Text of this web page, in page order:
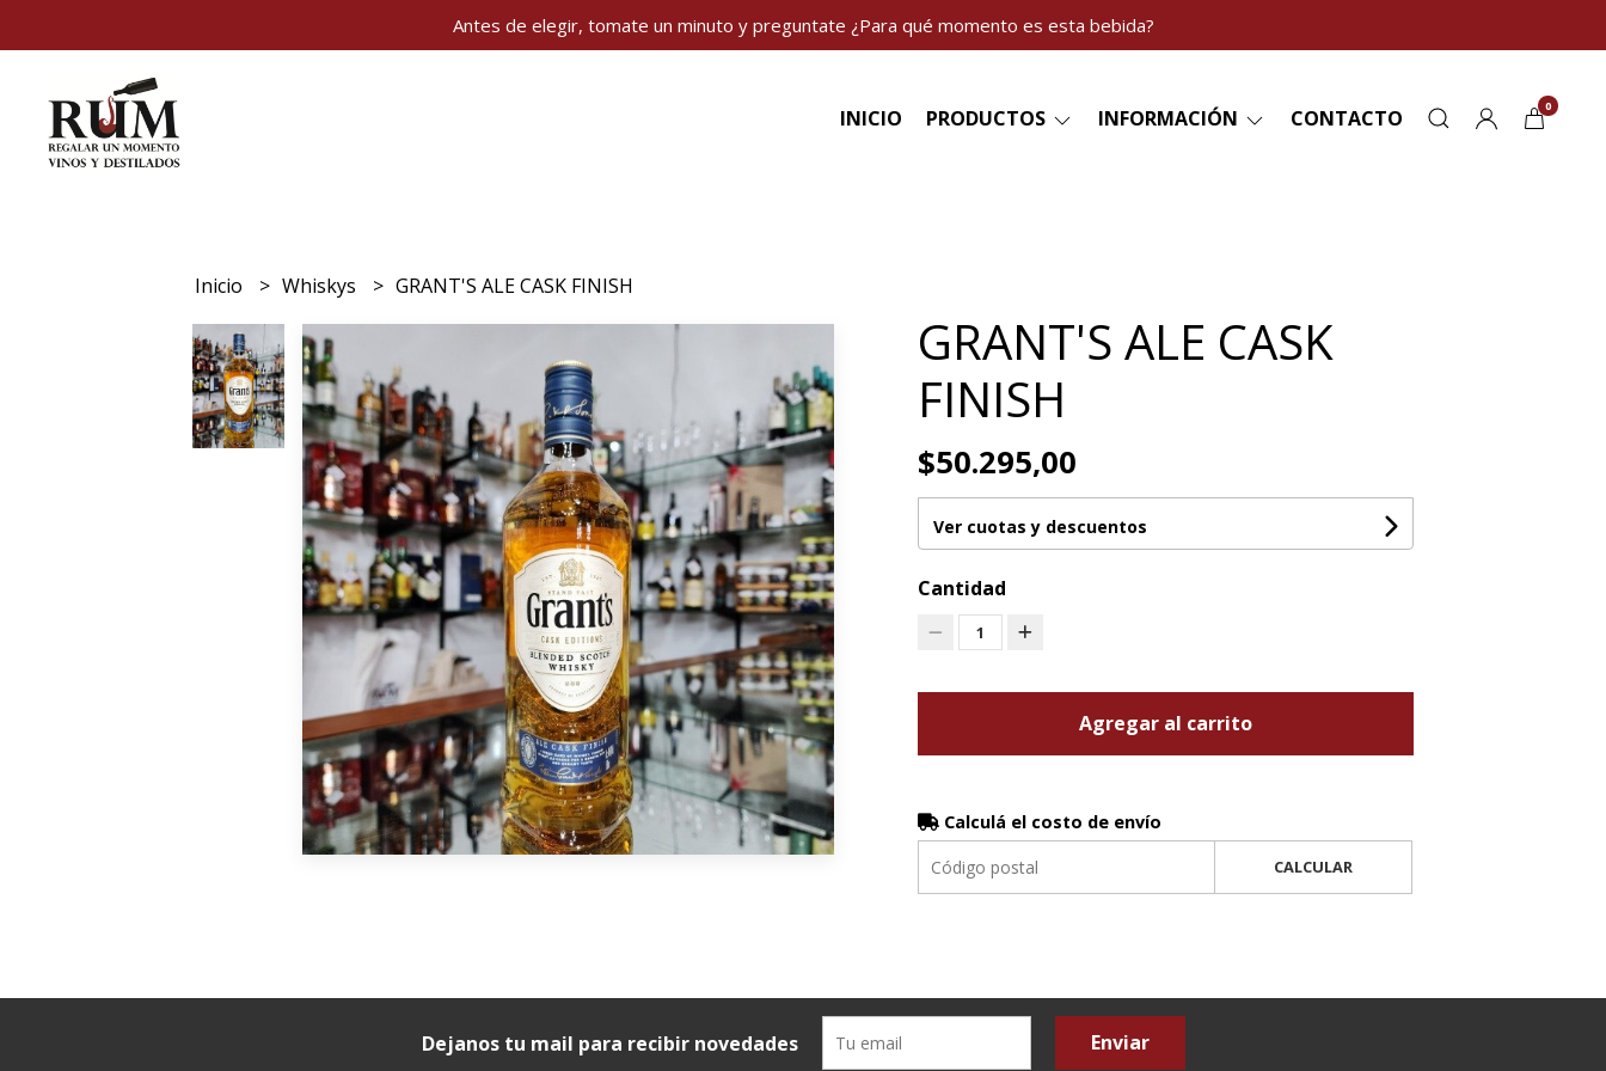
Antes de elegir, tomate un minuto y preguntate ¿Para qué momento es esta bebida?
INICIO PRODUCTOS INFORMACIÓN CONTACTO 0
Inicio Whiskys GRANT'S ALE CASK FINISH
GRANT'S ALE CASK
FINISH
$50.295,00
Ver cuotas y descuentos
Cantidad
1
Agregar al carrito
Calculá el costo de envío
CALCULAR
Dejanos tu mail para recibir novedades Enviar